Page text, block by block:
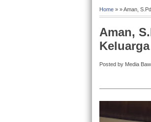
Home » » Aman,
Aman,
Posted by Media